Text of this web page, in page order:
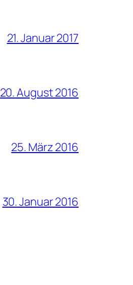
21. Januar 2017
20. August 2016
25. März 2016
30. Januar 2016